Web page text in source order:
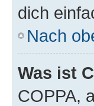
dich
Nach
Was ist
COPPA,